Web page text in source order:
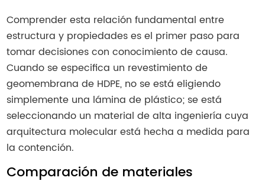
Comprender esta relación fundamental entre
estructura y propiedades es el primer paso para
tomar decisiones con conocimiento de causa.
Cuando se especifica un revestimiento de
geomembrana de HDPE, no se está eligiendo
simplemente una lámina de plástico; se está
seleccionando un material de alta ingeniería cuya
arquitectura molecular está hecha a medida para
la contención.
Comparación de materiales